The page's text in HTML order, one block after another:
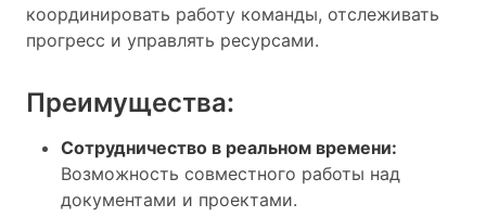
координировать работу команды, отслеживать
прогресс и управлять ресурсами.
Преимущества:
Сотрудничество в реальном времени:
Возможность совместного работы над
документами и проектами.